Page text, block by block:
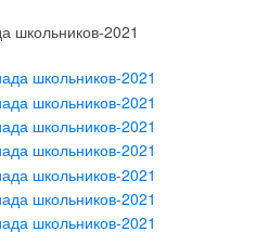
школьников-2021